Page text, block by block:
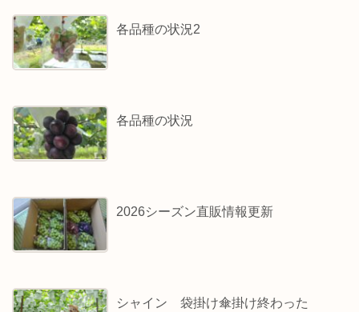
各品種の状況2
各品種の状況
2026シーズン直販情報更新
シャイン 袋掛け傘掛け終わった